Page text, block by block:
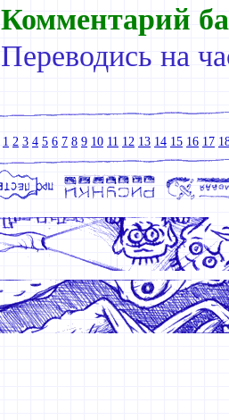
Комментарий
Переводись на
1 2 3 4 5 6 7 8 9 10 11 12 13 14 15 16 17